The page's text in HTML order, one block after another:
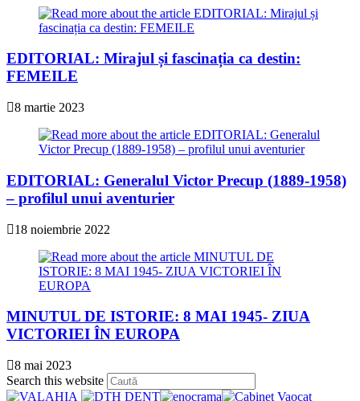
EDITORIAL: Mirajul și fascinația ca destin:
FEMEILE
8 martie 2023
EDITORIAL: Generalul Victor Precup (1889-1958)
– profilul unui aventurier
18 noiembrie 2022
MINUTUL DE ISTORIE: 8 MAI 1945- ZIUA
VICTORIEI ÎN EUROPA
8 mai 2023
Search this website
Escape